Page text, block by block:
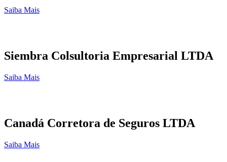
Saiba Mais
Siembra Colsultoria Empresarial LTDA
Saiba Mais
Canadá Corretora de Seguros LTDA
Saiba Mais